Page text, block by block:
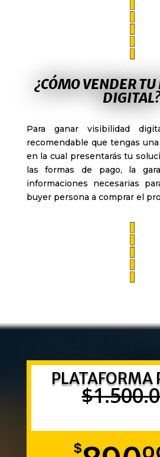
¿CÓMO VENDER TU
Para ganar visibilidad
recomendable que tengas
en la cual presentarás tu
las formas de pago, la
informaciones necesarias
buyer persona a comprar el
PLATAFORMA
$